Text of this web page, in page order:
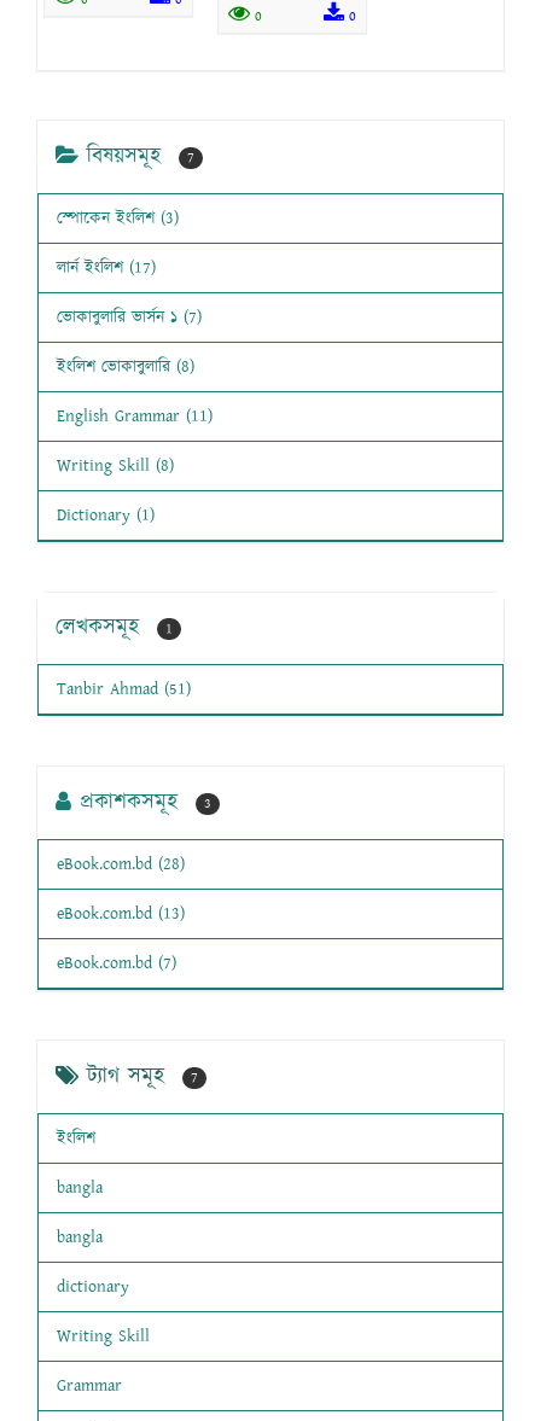
0
0
বিষয়সমূহ 7
স্পোকেন ইংলিশ (3)
লার্ন ইংলিশ (17)
ভোকাবুলারি ভার্সন ১ (7)
ইংলিশ ভোকাবুলারি (8)
English Grammar (11)
Writing Skill (8)
Dictionary (1)
লেখকসমূহ 1
Tanbir Ahmad (51)
প্রকাশকসমূহ 3
eBook.com.bd (28)
eBook.com.bd (13)
eBook.com.bd (7)
ট্যাগ সমূহ 7
ইংলিশ
bangla
bangla
dictionary
Writing Skill
Grammar